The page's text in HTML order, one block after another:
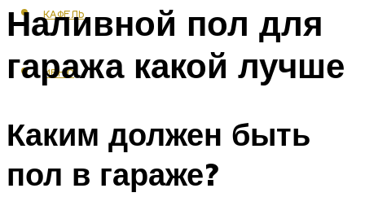
КАФЕЛЬ
МЕНЮ
Наливной пол для
гаража какой лучше
Каким должен быть
пол в гараже?